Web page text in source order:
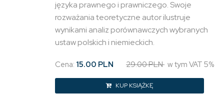
języka prawnego i prawniczego. Swoje
rozważania teoretyczne autor ilustruje
wynikami analiz porównawczych wybranych
ustaw polskich i niemieckich.
Cena: 15.00 PLN 29.00 PLN w tym VAT 5%
KUP KSIĄŻKĘ